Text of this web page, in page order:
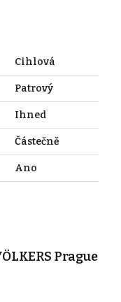
Cihlová
Patrový
Ihned
Částečně
Ano
Prague